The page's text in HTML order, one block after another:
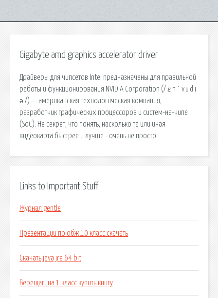
Gigabyte amd graphics accelerator driver
Драйверы для чипсетов Intel предназначены для правильной
работы и функционирования NVIDIA Corporation (/ ɛ n ˈ v ɪ d i
ə /) — американская технологическая компания,
разработчик графических процессоров и систем-на-чипе
(SoC). Не секрет, что понять, насколько та или иная
видеокарта быстрее и лучше - очень не просто.
Links to Important Stuff
Журнал gentle
Презентации по обж 10 класс скачать
Скачать java jre 64 bit
Верещагина 1 класс купить книгу